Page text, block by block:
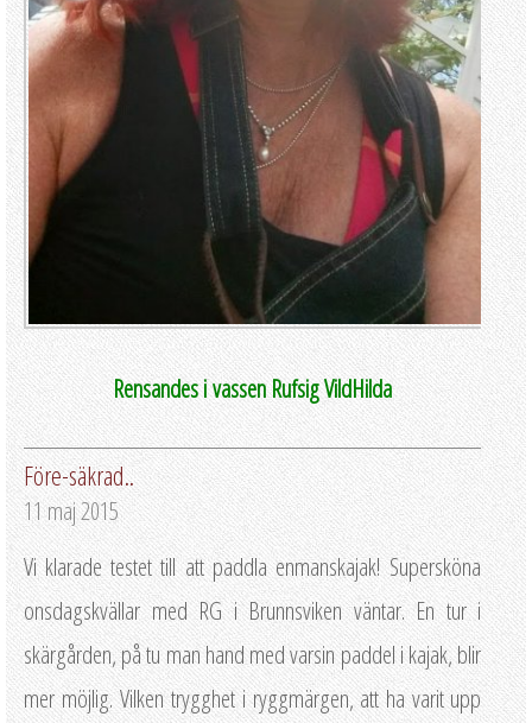
Rensandes i vassen Rufsig VildHilda
Före-säkrad..
11 maj 2015
Vi klarade testet till att paddla enmanskajak! Supersköna
onsdagskvällar med RG i Brunnsviken väntar. En tur i
skärgården, på tu man hand med varsin paddel i kajak, blir
mer möjlig. Vilken trygghet i ryggmärgen, att ha varit upp